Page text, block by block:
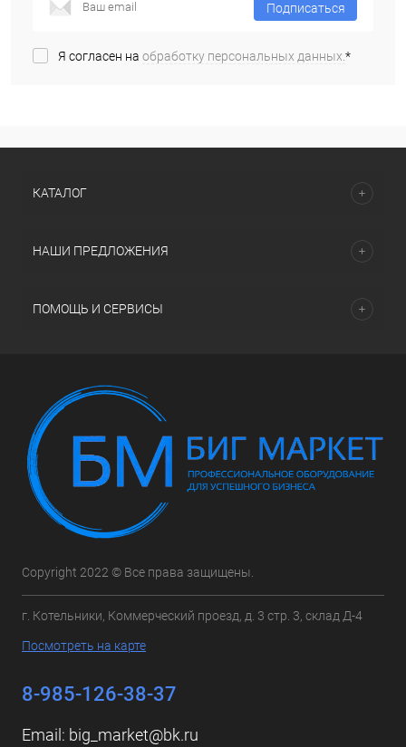
Подписаться
Я согласен на обработку персональных данных.*
КАТАЛОГ
НАШИ ПРЕДЛОЖЕНИЯ
ПОМОЩЬ И СЕРВИСЫ
Copyright 2022 © Все права защищены.
г. Котельники, Коммерческий проезд, д. 3 стр. 3, склад Д-4
Посмотреть на карте
8-985-126-38-37
Email: big_market@bk.ru